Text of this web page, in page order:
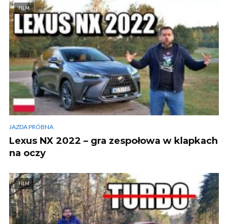
FILM
JAZDA PRÓBNA
Lexus NX 2022 – gra zespołowa w klapkach
na oczy
FILM